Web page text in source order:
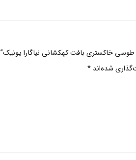
طوسی خاکستری بافت کهکشانی نیاگارا یونیک”
شده‌اند *